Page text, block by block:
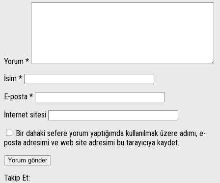
Yorum *
İsim *
E-posta *
İnternet sitesi
Bir dahaki sefere yorum yaptığımda kullanılmak üzere adımı, e-
posta adresimi ve web site adresimi bu tarayıcıya kaydet.
Takip Et: